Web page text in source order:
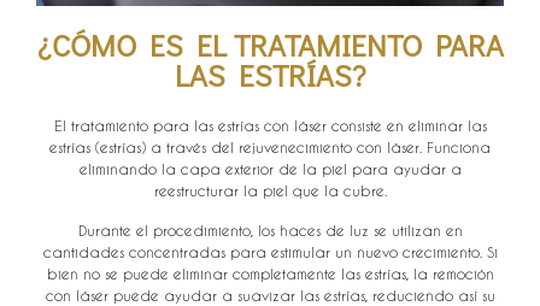
¿CÓMO ES EL TRATAMIENTO PARA
LAS ESTRÍAS?
El tratamiento para las estrías con láser consiste en eliminar las
estrías (estrías) a través del rejuvenecimiento con láser. Funciona
eliminando la capa exterior de la piel para ayudar a
reestructurar la piel que la cubre.
Durante el procedimiento, los haces de luz se utilizan en
cantidades concentradas para estimular un nuevo crecimiento. Si
bien no se puede eliminar completamente las estrías, la remoción
con láser puede ayudar a suavizar las estrías, reduciendo así su